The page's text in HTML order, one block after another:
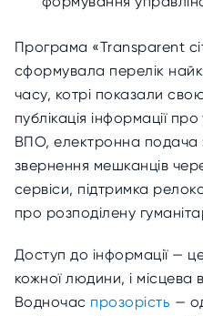
Програма «Transparent
сформувала перелік
часу, котрі показали
публікація інформації
ВПО, електронна подача
звернення мешканців
сервіси, підтримка
про розподілену
Доступ до інформації —
кожної людини, і
Водночас прозорість —